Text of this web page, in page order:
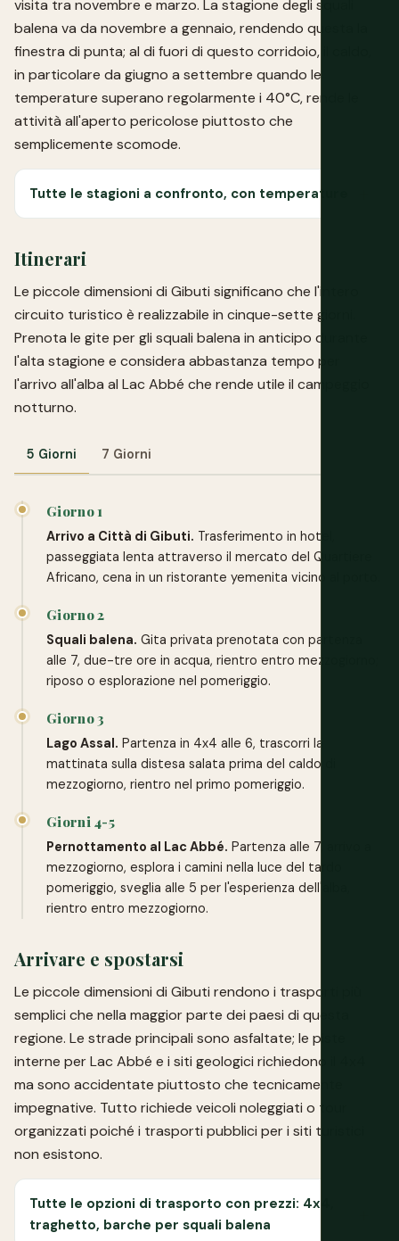
visita tra novembre e marzo. La stagione degli squali
balena va da novembre a gennaio, rendendo questa la
finestra di punta; al di fuori di questo corridoio, il caldo,
in particolare da giugno a settembre quando le
temperature superano regolarmente i 40°C, rende le
attività all'aperto pericolose piuttosto che
semplicemente scomode.
Tutte le stagioni a confronto, con temperature
Itinerari
Le piccole dimensioni di Gibuti significano che l'intero
circuito turistico è realizzabile in cinque-sette giorni.
Prenota le gite per gli squali balena in anticipo durante
l'alta stagione e considera abbastanza tempo per
l'arrivo all'alba al Lac Abbé che rende utile il campeggio
notturno.
5 Giorni 7 Giorni
Giorno 1
Arrivo a Città di Gibuti. Trasferimento in hotel,
passeggiata lenta attraverso il mercato del Quartiere
Africano, cena in un ristorante yemenita vicino al porto.
Giorno 2
Squali balena. Gita privata prenotata con partenza
alle 7, due-tre ore in acqua, rientro entro mezzogiorno;
riposo o esplorazione nel pomeriggio.
Giorno 3
Lago Assal. Partenza in 4x4 alle 6, trascorri la
mattinata sulla distesa salata prima del caldo di
mezzogiorno, rientro nel primo pomeriggio.
Giorni 4-5
Pernottamento al Lac Abbé. Partenza alle 7, arrivo a
mezzogiorno, esplora i camini nella luce del tardo
pomeriggio, sveglia alle 5 per l'esperienza dell'alba,
rientro entro mezzogiorno.
Arrivare e spostarsi
Le piccole dimensioni di Gibuti rendono i trasporti più
semplici che nella maggior parte dei paesi di questa
regione. Le strade principali sono asfaltate; le piste
interne per Lac Abbé e i siti geologici richiedono il 4x4
ma sono accidentate piuttosto che tecnicamente
impegnative. Tutto richiede veicoli noleggiati o tour
organizzati poiché i trasporti pubblici per i siti turistici
non esistono.
Tutte le opzioni di trasporto con prezzi: 4x4,
traghetto, barche per squali balena